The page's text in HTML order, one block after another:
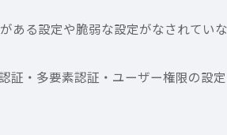
る設定や脆弱な設定がなされてい
・多要素認証・ユーザー権限の設定